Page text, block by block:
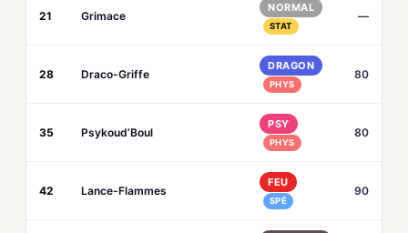
21 Grimace
NORMAL
STAT
—
28 Draco-Griffe
DRAGON
PHYS
80
35 Psykoud’Boul
PSY
PHYS
80
42 Lance-Flammes
FEU
SPÉ
90